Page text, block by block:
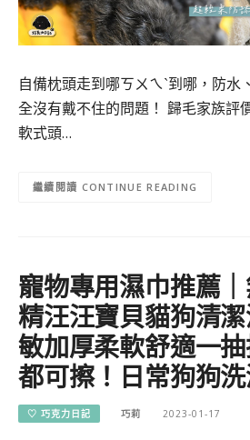
自備枕頭走到哪ㄎㄨㄟˋ到哪，防水
全沒有戴不住的問題！ 歸毛家族評
軟式頭…
CONTINUE READING
寵物專用濕巾推薦
精汪汪寶貝貓狗清
敏加厚柔軟舒適一
都可擦！日常狗狗
♡ 巧克力日記 巧莉 2023-01-17